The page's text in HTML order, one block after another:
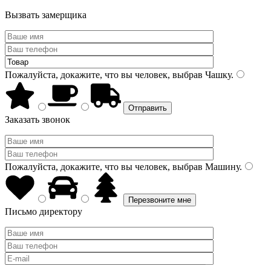
Вызвать замерщика
Пожалуйста, докажите, что вы человек, выбрав Чашку.
Заказать звонок
Пожалуйста, докажите, что вы человек, выбрав Машину.
Письмо директору